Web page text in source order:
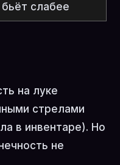
бьёт слабее
на луке
стрелами
в инвентаре). Но
не